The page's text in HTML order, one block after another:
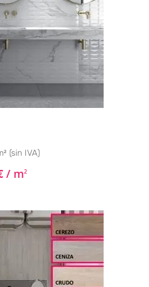
(sin IVA)
/ m2